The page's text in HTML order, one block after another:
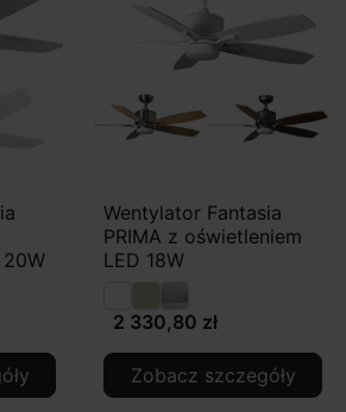
Wentylator Fantasia
PRIMA z oświetleniem
LED 18W
2 330,80 zł
Zobacz szczegóły